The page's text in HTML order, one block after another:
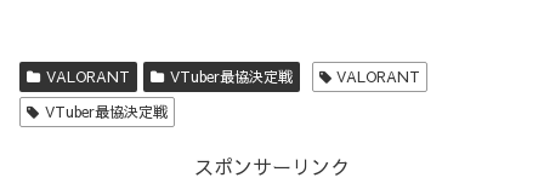
VALORANT VTuber最協決定戦
VALORANT
VTuber最協決定戦
スポンサーリンク